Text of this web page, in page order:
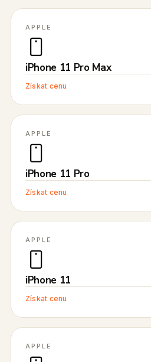
APPLE
iPhone 11 Pro Max
Získat cenu
APPLE
iPhone 11 Pro
Získat cenu
APPLE
iPhone 11
Získat cenu
APPLE